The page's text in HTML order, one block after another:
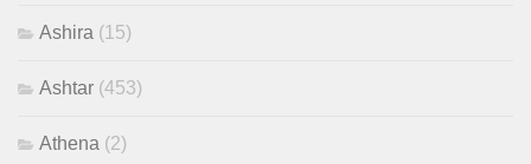
Ashira (15)
Ashtar (453)
Athena (2)